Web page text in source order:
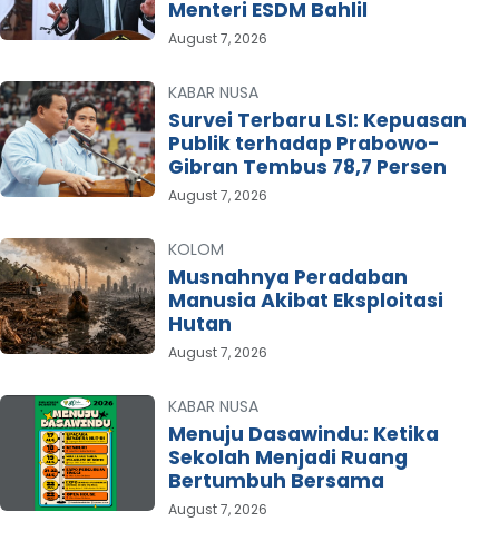
Menteri ESDM Bahlil
August 7, 2026
KABAR NUSA
Survei Terbaru LSI: Kepuasan
Publik terhadap Prabowo-
Gibran Tembus 78,7 Persen
August 7, 2026
KOLOM
Musnahnya Peradaban
Manusia Akibat Eksploitasi
Hutan
August 7, 2026
KABAR NUSA
Menuju Dasawindu: Ketika
Sekolah Menjadi Ruang
Bertumbuh Bersama
August 7, 2026